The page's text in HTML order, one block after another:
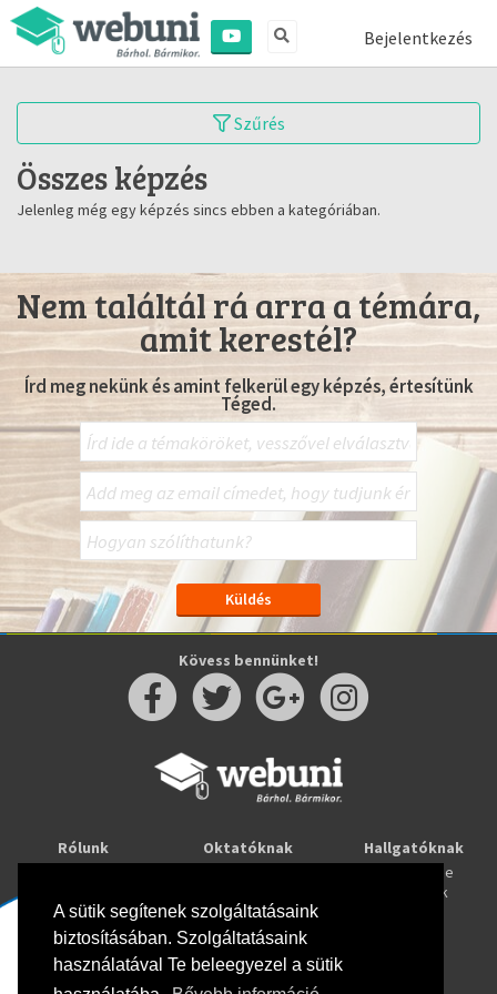
A sütik segítenek szolgáltatásaink
biztosításában. Szolgáltatásaink
használatával Te beleegyezel a sütik
Bejelentkezés
Szűrés
Összes képzés
Jelenleg még egy képzés sincs ebben a kategóriában.
Nem találtál rá arra a témára,
amit kerestél?
Írd meg nekünk és amint felkerül egy képzés, értesítünk
Téged.
Kövess bennünket!
Rólunk
Oktatóknak
Webuni Stúdió
Hallgatóknak
Tanulj online
Képzések
Info
Adatkezelési tájékoztató
ÁSZF